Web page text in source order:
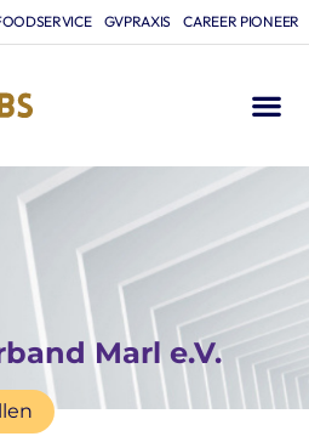
GVPRAXIS CAREER PIONEER
Marl e.V.